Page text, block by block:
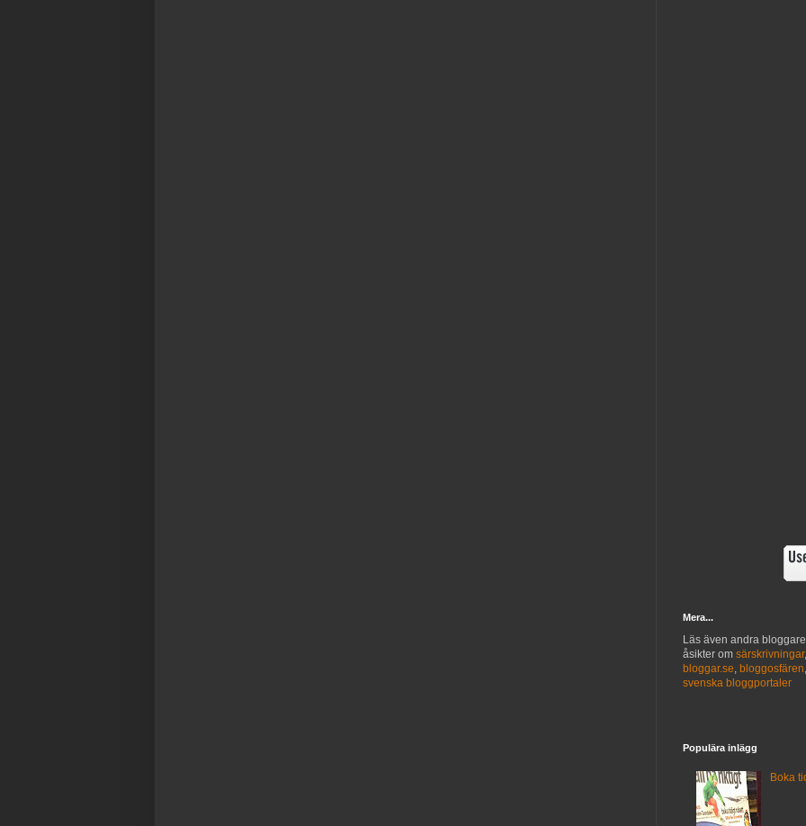
Mera...
Läs även andra
åsikter om särskrivningar,
bloggar.se, bloggosfären,
svenska bloggportaler
Populära inlägg
Boka